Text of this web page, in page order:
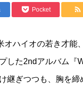
Pocket
ハイオの若き才能
した2ndアルバム『
継ぎつつも、胸を